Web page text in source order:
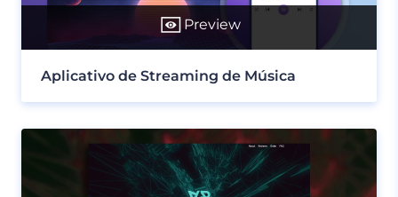
Preview
Aplicativo de Streaming de Música